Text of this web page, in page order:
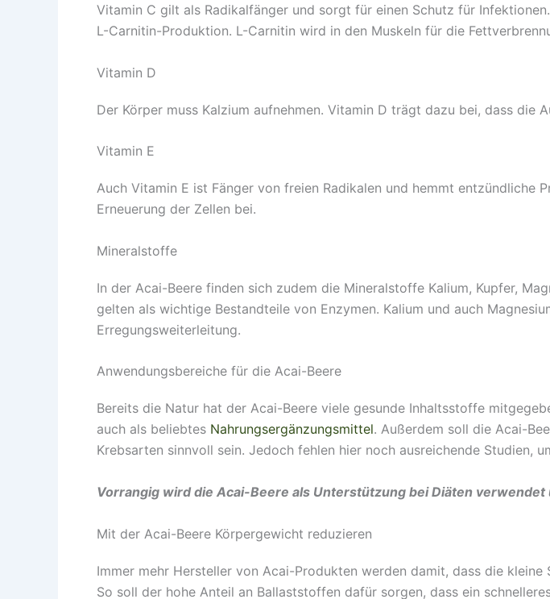
Vitamin C gilt als Radikalfänger und sorgt für einen Schutz für
L-Carnitin-Produktion. L-Carnitin wird in den Muskeln für die
Vitamin D
Der Körper muss Kalzium aufnehmen. Vitamin D trägt dazu bei, dass die
Vitamin E
Auch Vitamin E ist Fänger von freien Radikalen und hemmt entzündliche
Erneuerung der Zellen bei.
Mineralstoffe
In der Acai-Beere finden sich zudem die Mineralstoffe Kalium, Kupfer,
gelten als wichtige Bestandteile von Enzymen. Kalium und auch
Erregungsweiterleitung.
Anwendungsbereiche für die Acai-Beere
Bereits die Natur hat der Acai-Beere viele gesunde Inhaltsstoffe
auch als beliebtes Nahrungsergänzungsmittel. Außerdem soll die Acai-
Krebsarten sinnvoll sein. Jedoch fehlen hier noch ausreichende Studien,
Vorrangig wird die Acai-Beere als Unterstützung bei Diäten
Mit der Acai-Beere Körpergewicht reduzieren
Immer mehr Hersteller von Acai-Produkten werden damit, dass die
So soll der hohe Anteil an Ballaststoffen dafür sorgen, dass ein